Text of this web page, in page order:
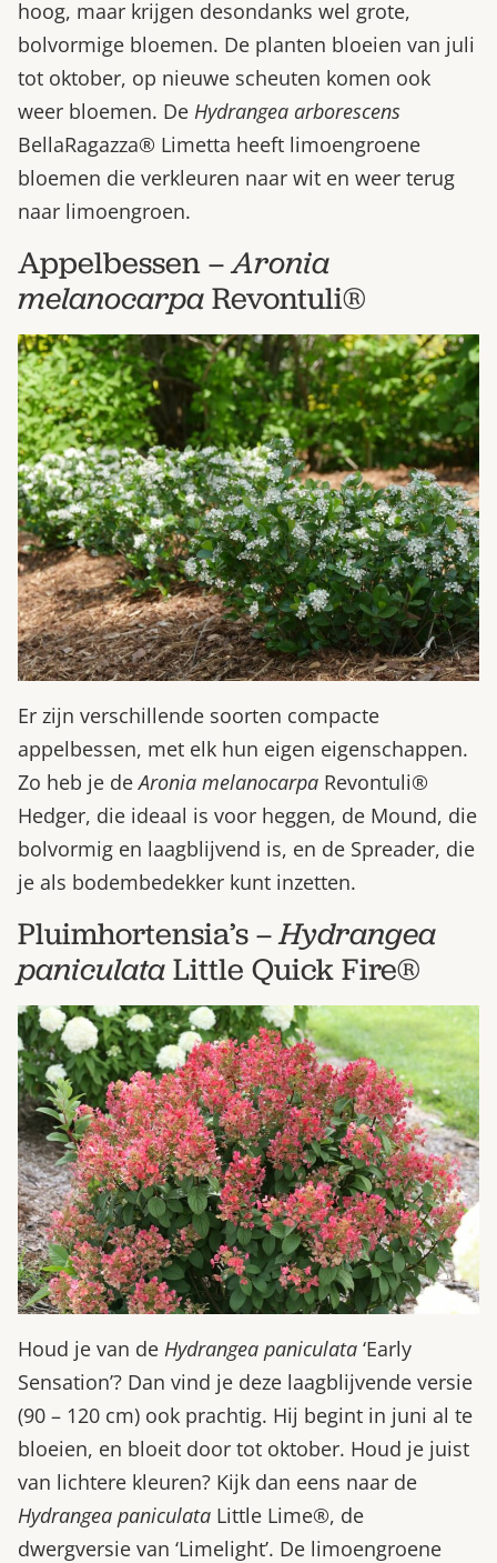
hoog, maar krijgen desondanks wel grote,
bolvormige bloemen. De planten bloeien van juli
tot oktober, op nieuwe scheuten komen ook
weer bloemen. De Hydrangea arborescens
BellaRagazza® Limetta heeft limoengroene
bloemen die verkleuren naar wit en weer terug
naar limoengroen.
Appelbessen –Aronia
melanocarpaRevontuli®
Er zijn verschillende soorten compacte
appelbessen, met elk hun eigen eigenschappen.
Zo heb je deAronia melanocarpa Revontuli®
Hedger, die ideaal is voor heggen, de Mound, die
bolvormig en laagblijvend is, en de Spreader, die
je als bodembedekker kunt inzetten.
Pluimhortensia’s –Hydrangea
paniculataLittle Quick Fire®
Houd je van de Hydrangea paniculata ‘Early
Sensation’? Dan vind je deze laagblijvende versie
(90 – 120 cm) ook prachtig. Hij begint in juni al te
bloeien, en bloeit door tot oktober. Houd je juist
van lichtere kleuren? Kijk dan eens naar de
Hydrangea paniculata Little Lime®, de
dwergversie van ‘Limelight’. De limoengroene